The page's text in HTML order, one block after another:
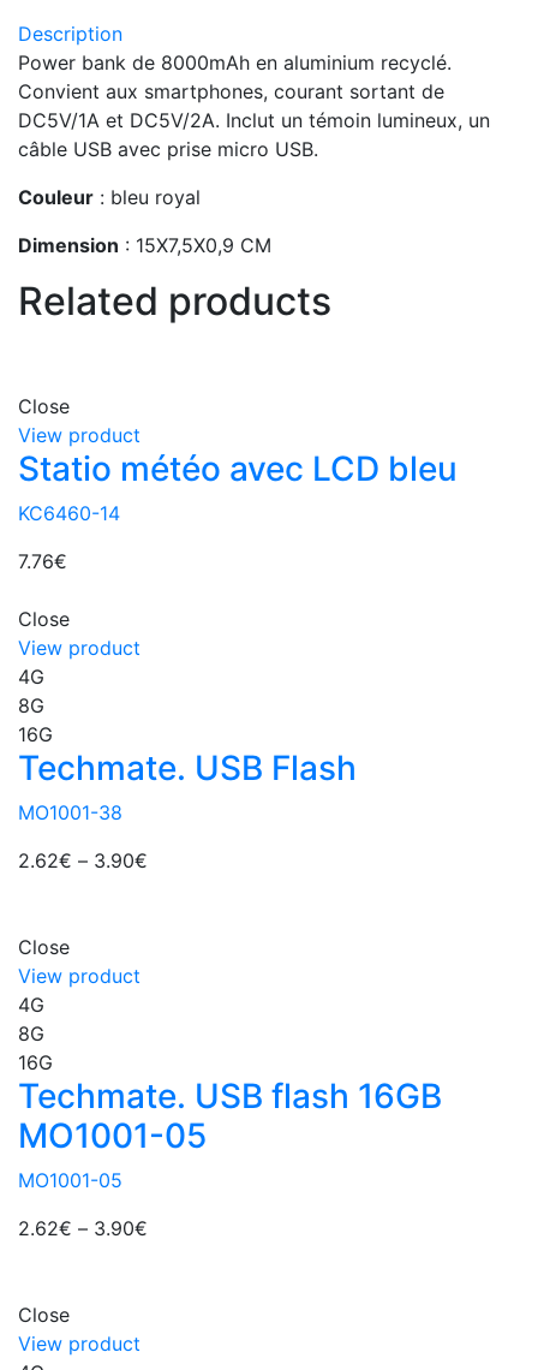
Description
Power bank de 8000mAh en aluminium recyclé.
Convient aux smartphones, courant sortant de
DC5V/1A et DC5V/2A. Inclut un témoin lumineux, un
câble USB avec prise micro USB.
Couleur : bleu royal
Dimension : 15X7,5X0,9 CM
Related products
Close
View product
Statio météo avec LCD bleu
KC6460-14
7.76€
Close
View product
4G
8G
16G
Techmate. USB Flash
MO1001-38
2.62€ – 3.90€
Close
View product
4G
8G
16G
Techmate. USB flash 16GB
MO1001-05
MO1001-05
2.62€ – 3.90€
Close
View product